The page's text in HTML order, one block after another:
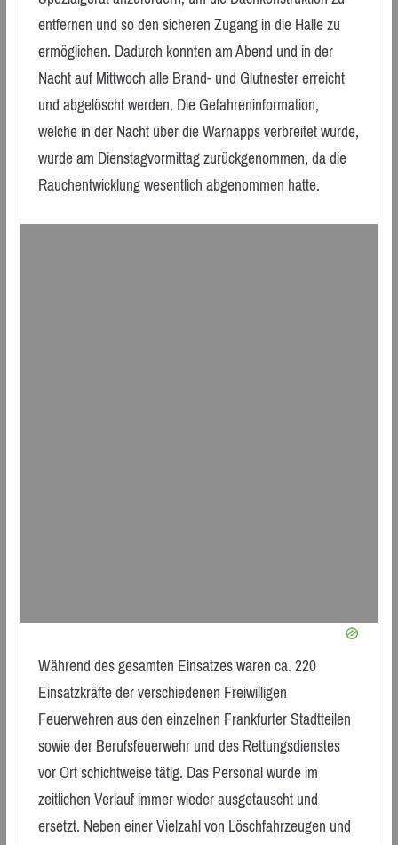
entfernen und so den sicheren Zugang in die Halle zu
ermöglichen. Dadurch konnten am Abend und in der
Nacht auf Mittwoch alle Brand- und Glutnester erreicht
und abgelöscht werden. Die Gefahreninformation,
welche in der Nacht über die Warnapps verbreitet wurde,
wurde am Dienstagvormittag zurückgenommen, da die
Rauchentwicklung wesentlich abgenommen hatte.
Während des gesamten Einsatzes waren ca. 220
Einsatzkräfte der verschiedenen Freiwilligen
Feuerwehren aus den einzelnen Frankfurter Stadtteilen
sowie der Berufsfeuerwehr und des Rettungsdienstes
vor Ort schichtweise tätig. Das Personal wurde im
zeitlichen Verlauf immer wieder ausgetauscht und
ersetzt. Neben einer Vielzahl von Löschfahrzeugen und